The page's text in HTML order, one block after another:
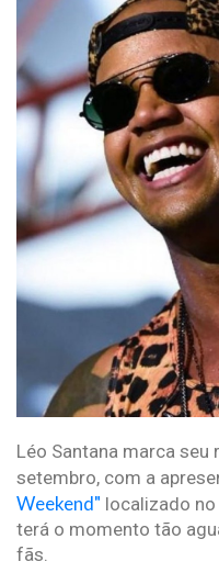
Léo Santana marca
setembro, com a
Weekend" localizado no
terá o momento tão
fãs.